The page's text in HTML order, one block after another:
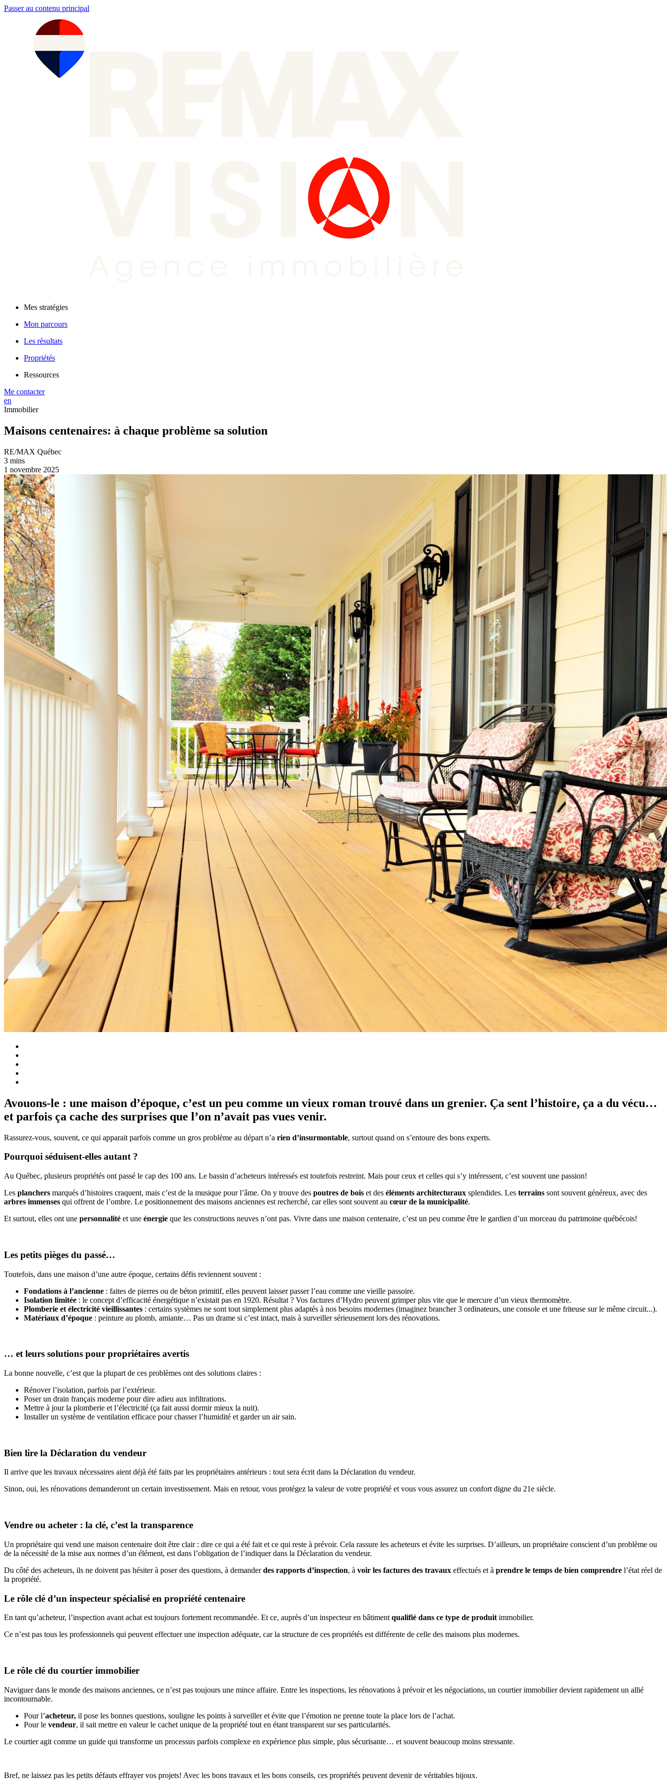
Passer au contenu principal
Mes stratégies
Mon parcours
Les résultats
Propriétés
Ressources
Me contacter
en
Immobilier
Maisons centenaires: à chaque problème sa solution
RE/MAX Québec
3 mins
1 novembre 2025
Avouons-le : une maison d’époque, c’est un peu comme un vieux roman trouvé dans un grenier. Ça sent l’histoire, ça a du vécu…
et parfois ça cache des surprises que l’on n’avait pas vues venir.
Rassurez-vous, souvent, ce qui apparait parfois comme un gros problème au départ n’a rien d’insurmontable, surtout quand on s’entoure des bons experts.
Pourquoi séduisent-elles autant ?
Au Québec, plusieurs propriétés ont passé le cap des 100 ans. Le bassin d’acheteurs intéressés est toutefois restreint. Mais pour ceux et celles qui s’y intéressent, c’est souvent une passion!
Les planchers marqués d’histoires craquent, mais c’est de la musique pour l’âme. On y trouve des poutres de bois et des éléments architecturaux splendides. Les terrains sont souvent généreux, avec des
arbres immenses qui offrent de l’ombre. Le positionnement des maisons anciennes est recherché, car elles sont souvent au cœur de la municipalité.
Et surtout, elles ont une personnalité et une énergie que les constructions neuves n’ont pas. Vivre dans une maison centenaire, c’est un peu comme être le gardien d’un morceau du patrimoine québécois!
Les petits pièges du passé…
Toutefois, dans une maison d’une autre époque, certains défis reviennent souvent :
Fondations à l’ancienne : faites de pierres ou de béton primitif, elles peuvent laisser passer l’eau comme une vieille passoire.
Isolation limitée : le concept d’efficacité énergétique n’existait pas en 1920. Résultat ? Vos factures d’Hydro peuvent grimper plus vite que le mercure d’un vieux thermomètre.
Plomberie et électricité vieillissantes : certains systèmes ne sont tout simplement plus adaptés à nos besoins modernes (imaginez brancher 3 ordinateurs, une console et une friteuse sur le même circuit...).
Matériaux d’époque : peinture au plomb, amiante… Pas un drame si c’est intact, mais à surveiller sérieusement lors des rénovations.
… et leurs solutions pour propriétaires avertis
La bonne nouvelle, c’est que la plupart de ces problèmes ont des solutions claires :
Rénover l’isolation, parfois par l’extérieur.
Poser un drain français moderne pour dire adieu aux infiltrations.
Mettre à jour la plomberie et l’électricité (ça fait aussi dormir mieux la nuit).
Installer un système de ventilation efficace pour chasser l’humidité et garder un air sain.
Bien lire la Déclaration du vendeur
Il arrive que les travaux nécessaires aient déjà été faits par les propriétaires antérieurs : tout sera écrit dans la Déclaration du vendeur.
Sinon, oui, les rénovations demanderont un certain investissement. Mais en retour, vous protégez la valeur de votre propriété et vous vous assurez un confort digne du 21e siècle.
Vendre ou acheter : la clé, c’est la transparence
Un propriétaire qui vend une maison centenaire doit être clair : dire ce qui a été fait et ce qui reste à prévoir. Cela rassure les acheteurs et évite les surprises. D’ailleurs, un propriétaire conscient d’un problème ou
de la nécessité de la mise aux normes d’un élément, est dans l’obligation de l’indiquer dans la Déclaration du vendeur.
Du côté des acheteurs, ils ne doivent pas hésiter à poser des questions, à demanderdes rapports d’inspection, à voir les factures des travaux effectués et à prendre le temps de bien comprendre l’état réel de
la propriété.
Le rôle clé d’un inspecteur spécialisé en propriété centenaire
En tant qu’acheteur, l’inspection avant achat est toujours fortement recommandée. Et ce, auprès d’un inspecteur en bâtiment qualifié dans ce type de produit immobilier.
Ce n’est pas tous les professionnels qui peuvent effectuer une inspection adéquate, car la structure de ces propriétés est différente de celle des maisons plus modernes.
Le rôle clé du courtier immobilier
Naviguer dans le monde des maisons anciennes, ce n’est pas toujours une mince affaire. Entre les inspections, les rénovations à prévoir et les négociations, un courtier immobilier devient rapidement un allié
incontournable.
Pour l’acheteur, il pose les bonnes questions, souligne les points à surveiller et évite que l’émotion ne prenne toute la place lors de l’achat.
Pour le vendeur, il sait mettre en valeur le cachet unique de la propriété tout en étant transparent sur ses particularités.
Le courtier agit comme un guide qui transforme un processus parfois complexe en expérience plus simple, plus sécurisante… et souvent beaucoup moins stressante.
Bref, ne laissez pas les petits défauts effrayer vos projets! Avec les bons travaux et les bons conseils, ces propriétés peuvent devenir de véritables bijoux.